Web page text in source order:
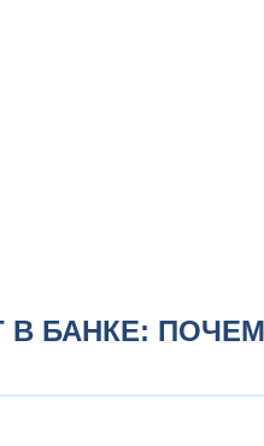
В БАНКЕ: